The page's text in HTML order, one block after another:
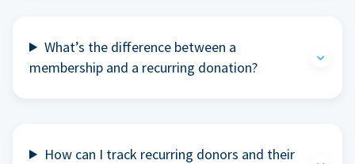
What’s the difference between a
membership and a recurring donation?
How can I track recurring donors and their